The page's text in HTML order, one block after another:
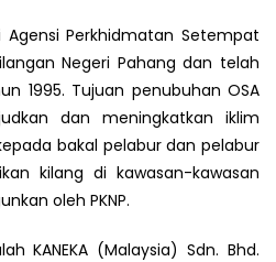
Agensi Perkhidmatan Setempat
Negeri Pahang dan telah
1995. Tujuan penubuhan OSA
dan meningkatkan iklim
bakal pelabur dan pelabur
kilang di kawasan-kawasan
oleh PKNP.
KANEKA (Malaysia) Sdn. Bhd.